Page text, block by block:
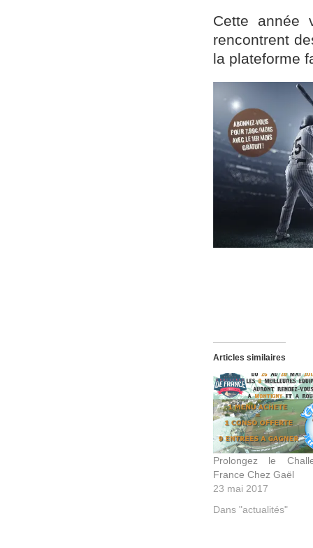
Cette année
rencontrent
la plateforme
Articles similaires
Prolongez le
France Chez Gaël
23 mai 2017
Dans "actualités"